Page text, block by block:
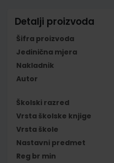
Detalji proizvoda
Šifra proizvoda
Jedinična mjera
Nakladnik
Autor
Školski razred
Vrsta školske knjige
Vrsta škole
Nastavni predmet
Reg br min